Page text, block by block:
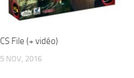
CS File (+ vidéo)
5 NOV, 2016